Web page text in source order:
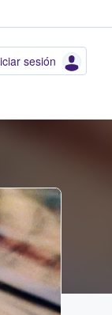
sesión